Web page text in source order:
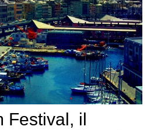
Festival, il